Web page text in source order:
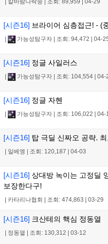
칼바람나락중 조회: 89,959 04-29
[시즌16] 브라이어 심층접근! - (
가능성탐구자 조회: 94,472 04-
[시즌16] 정글 사일러스
가능성탐구자 조회: 104,554 04-
[시즌16] 정글 자헨
가능성탐구자 조회: 106,022 04-
[시즌16] 탑 극딜 신짜오 공략.
일베엥 조회: 120,187 04-03
[시즌16] 상대방 녹이는 고정딜
보장한다구!
카타리나협회 조회: 474,863 03-29
[시즌16] 크산테의 핵심 정동열
정동열 조회: 130,312 03-12